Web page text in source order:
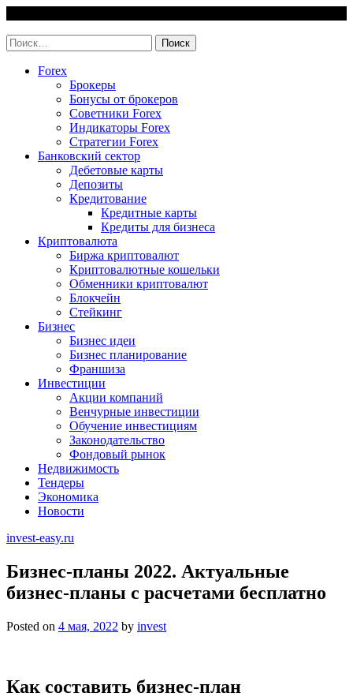
content
Найти:
Forex
Брокеры
Бонусы от брокеров
Советники Forex
Индикаторы Forex
Стратегии Forex
Банковский сектор
Дебетовые карты
Депозиты
Кредитование
Кредитные карты
Кредиты для бизнеса
Криптовалюта
Биржа криптовалют
Криптовалютные кошельки
Обменники криптовалют
Блокчейн
Стейкинг
Бизнес
Бизнес идеи
Бизнес планирование
Франшиза
Инвестиции
Акции компаний
Венчурные инвестиции
Обучение инвестициям
Законодательство
Фондовый рынок
Недвижимость
Тендеры
Экономика
Новости
invest-easy.ru
Бизнес-планы 2022. Актуальные
бизнес-планы с расчетами бесплатно
Posted on 4 мая, 2022 by invest
Как составить бизнес-план